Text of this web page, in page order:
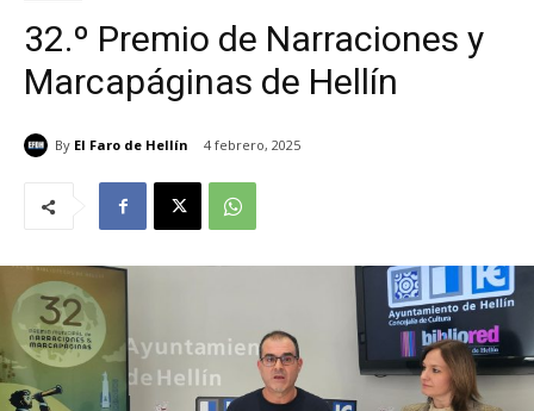
32.º Premio de Narraciones y
Marcapáginas de Hellín
By El Faro de Hellín 4 febrero, 2025